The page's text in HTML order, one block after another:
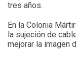
tres años.
En la Colonia
la sujeción de
mejorar la imagen